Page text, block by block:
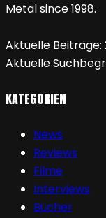
Metal since 1998.
Aktuelle Beiträge:
Aktuelle
KATEGORIEN
News
Reviews
Filme
Interviews
Bücher